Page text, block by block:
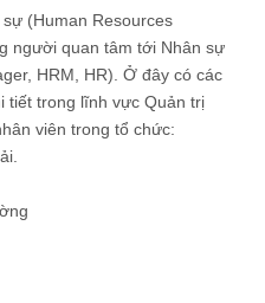
(Human Resources
người quan tâm tới Nhân sự
HRM, HR). Ở đây có các
tiết trong lĩnh vực Quản trị
viên trong tổ chức: